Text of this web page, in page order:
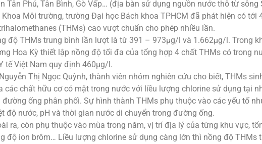
Tân Phú, Tân Bình, Gò Vấp… (địa bàn sử dụng nguồn nước thô từ sông
Khoa Môi trường, trường Đại học Bách khoa TPHCM đã phát hiện có tới
(THMs) cao vượt chuẩn cho phép nhiều lần.
độ THMs trung bình lần lượt là từ 391 – 973µg/l và 1.662µg/l. Trong
Hoa Kỳ thiết lập nồng độ tối đa của tổng hợp 4 chất THMs có trong
tế Việt Nam quy định 460µg/l.
Thị Ngọc Quỳnh, thành viên nhóm nghiên cứu cho biết, THMs
các chất hữu cơ có mặt trong nước với liều lượng chlorine sử dụng tại
đường ống phân phối. Sự hình thành THMs phụ thuộc vào các yếu tố
độ nước, pH và thời gian nước di chuyển trong đường ống.
ra, còn phụ thuộc vào mùa trong năm, vị trí địa lý của từng khu vực,
độ ion brôm… Liều lượng chlorine sử dụng càng lớn thì nồng độ THMs